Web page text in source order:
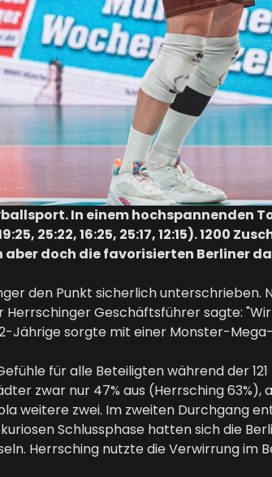
In einem hochspannenden
25:22, 16:25, 25:17, 12:15). 1200
doch die favorisierten Berliner
den Punkt sicherlich
Herrschinger Geschäftsführer sagte:
Jährige sorgte mit einer Monster-
für alle Beteiligten während der
zwar nur 47% aus (Herrsching
weitere zwei. Im zweiten Durchgang
Schlussphase hatten sich die
Herrsching nutzte die Verwirrung im